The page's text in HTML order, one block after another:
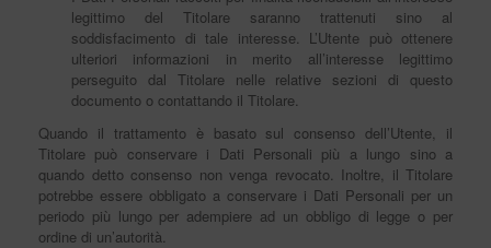
legittimo del Titolare saranno trattenuti sino al
soddisfacimento di tale interesse. L’Utente può ottenere
ulteriori informazioni in merito all’interesse legittimo
perseguito dal Titolare nelle relative sezioni di questo
documento o contattando il Titolare.
Quando il trattamento è basato sul consenso dell’Utente, il
Titolare può conservare i Dati Personali più a lungo sino a
quando detto consenso non venga revocato. Inoltre, il Titolare
potrebbe essere obbligato a conservare i Dati Personali per un
periodo più lungo per adempiere ad un obbligo di legge o per
ordine di un’autorità.